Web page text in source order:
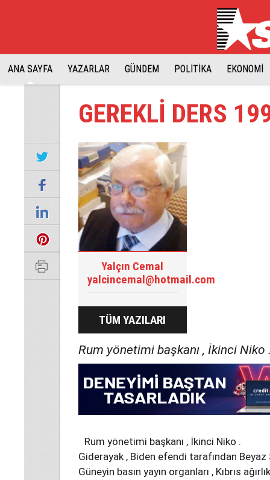
ANA SAYFA YAZARLAR GÜNDEM POLİTİKA EKONOMİ
GEREKLİ DERS
Yalçın Cemal
yalcincemal@hotmail.com
TÜM YAZILARI
Rum yönetimi başkanı , İkinci Niko
Rum yönetimi başkanı , İkinci Niko .
Giderayak , Biden efendi tarafından
Güneyin basın yayın organları , Kıbrıs